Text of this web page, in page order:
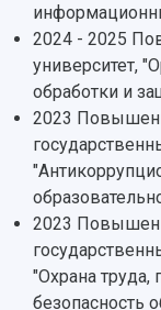
Руководство
Ученый совет
Ректорат
Кадровый
Персоналии
Сотрудники
События
СМИ об
Пресс-центр
Газета
Мы в
Мультимедиа
Подкасты
Магистратура
Аспирантура
Формы
Учебные
Институты и
Расписание
Подготовка
Конкурс на
работников
Научно-
Научные
Справочные
Научная
2024 - 2025
университет,
обработки и
2023
2023
"Охрана труда,
безопасность